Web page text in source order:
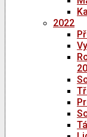
2022